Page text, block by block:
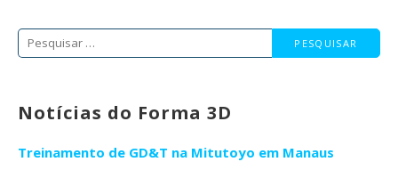
Pesquisar
Notícias do Forma 3D
Treinamento de GD&T na Mitutoyo em Manaus